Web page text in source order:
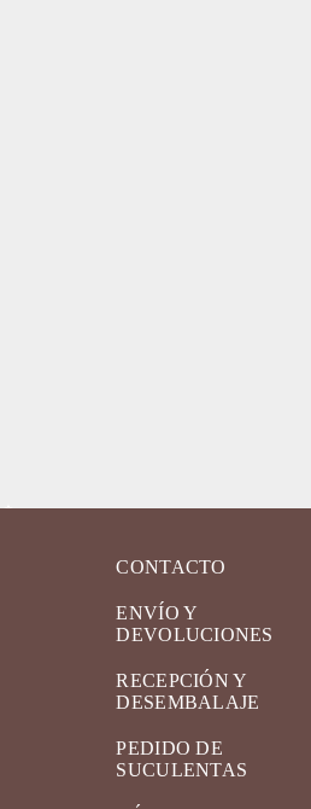
CONTACTO
ENVÍO Y
DEVOLUCIONES
RECEPCIÓN Y
DESEMBALAJE
PEDIDO DE
SUCULENTAS